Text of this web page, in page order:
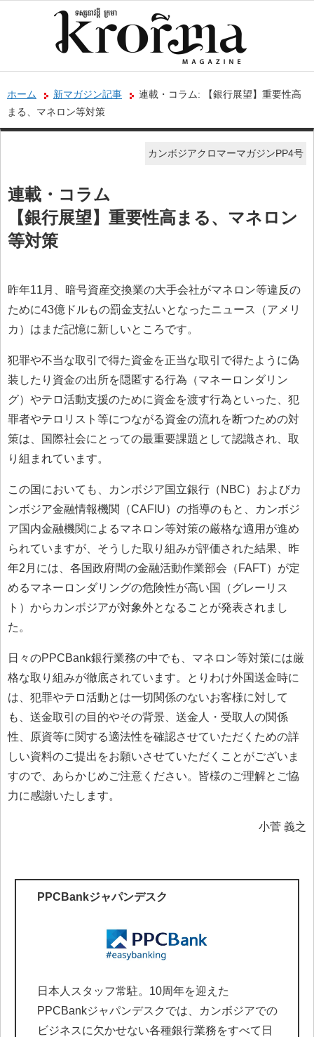
ホーム 新マガジン記事
連載・コラム: 【銀行展望】重要性高
まる、マネロン等対策
カンボジアクロマーマガジンPP4号
連載・コラム
【銀行展望】重要性高まる、マネロン
等対策
昨年11月、暗号資産交換業の大手会社がマネロン等違反の
ために43億ドルもの罰金支払いとなったニュース（アメリ
カ）はまだ記憶に新しいところです。
犯罪や不当な取引で得た資金を正当な取引で得たように偽
装したり資金の出所を隠匿する行為（マネーロンダリン
グ）やテロ活動支援のために資金を渡す行為といった、犯
罪者やテロリスト等につながる資金の流れを断つための対
策は、国際社会にとっての最重要課題として認識され、取
り組まれています。
この国においても、カンボジア国立銀行（NBC）およびカ
ンボジア金融情報機関（CAFIU）の指導のもと、カンボジ
ア国内金融機関によるマネロン等対策の厳格な適用が進め
られていますが、そうした取り組みが評価された結果、昨
年2月には、各国政府間の金融活動作業部会（FAFT）が定
めるマネーロンダリングの危険性が高い国（グレーリス
ト）からカンボジアが対象外となることが発表されまし
た。
日々のPPCBank銀行業務の中でも、マネロン等対策には厳
格な取り組みが徹底されています。とりわけ外国送金時に
は、犯罪やテロ活動とは一切関係のないお客様に対して
も、送金取引の目的やその背景、送金人・受取人の関係
性、原資等に関する適法性を確認させていただくための詳
しい資料のご提出をお願いさせていただくことがございま
すので、あらかじめご注意ください。皆様のご理解とご協
力に感謝いたします。
小菅 義之
PPCBankジャパンデスク
日本人スタッフ常駐。10周年を迎えた
PPCBankジャパンデスクでは、カンボジアでの
ビジネスに欠かせない各種銀行業務をすべて日